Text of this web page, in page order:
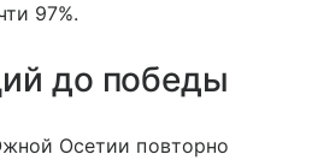
97%.
до победы
Осетии повторно